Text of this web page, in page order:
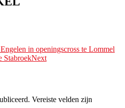
in openingscross te Lommel
StabroekNext
Vereiste velden zijn